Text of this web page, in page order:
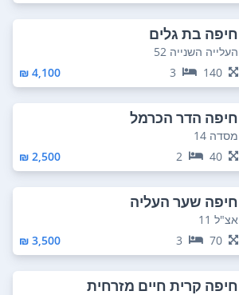
חיפה בת גלים
העלייה השנייה 52
140
3
4,100 ₪
חיפה הדר הכרמל
מסדה 14
40
2
2,500 ₪
חיפה שער העליה
אצ"ל 11
70
3
3,500 ₪
חיפה קרית חיים מזרחית